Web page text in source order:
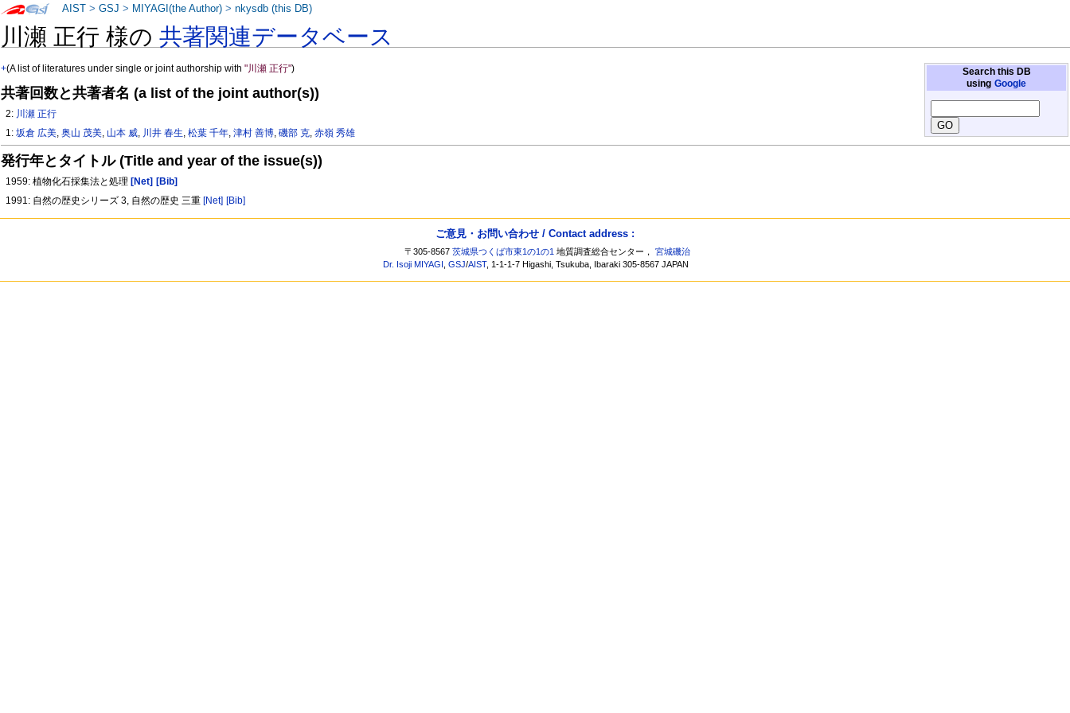
川瀬 正行 様の共著関連データベース
Search this DB
using Google
+(A list of literatures under single or joint authorship with"川瀬 正行")
共著回数と共著者名 (a list of the joint author(s))
2: 川瀬 正行
1:坂倉 広美,奥山 茂美, 山本 威, 川井 春生,松葉 千年,津村 善博,磯部 克,赤嶺 秀雄
発行年とタイトル (Title and year of the issue(s))
1959: 植物化石採集法と処理 [Net] [Bib]
1991: 自然の歴史シリーズ 3, 自然の歴史 三重 [Net] [Bib]
AIST >GSJ > MIYAGI(the Author) >nkysdb (this DB)
ご意見・お問い合わせ / Contact address :
〒305-8567茨城県つくば市東1の1の1 地質調査総合センター，宮城磯治
Dr. Isoji MIYAGI ,GSJ/AIST, 1-1-1-7 Higashi, Tsukuba, Ibaraki 305-8567 JAPAN